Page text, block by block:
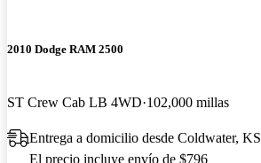
2010 Dodge RAM 2500
ST Crew Cab LB 4WD 102,000 millas
Entrega a domicilio desde Coldwater, KS
El precio incluye envío de $796